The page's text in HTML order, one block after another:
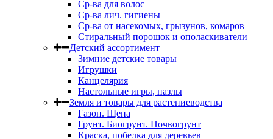
Ср-ва для волос
Ср-ва лич. гигиены
Ср-ва от насекомых, грызунов, комаров
Стиральный порошок и ополаскиватели
Детский ассортимент
Зимние детские товары
Игрушки
Канцелярия
Настольные игры, пазлы
Земля и товары для растениеводства
Газон. Щепа
Грунт. Биогрунт. Почвогрунт
Краска, побелка для деревьев